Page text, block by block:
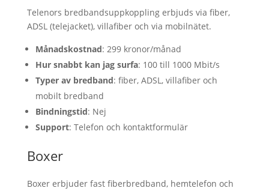
Telenors bredbandsuppkoppling erbjuds via fiber,
ADSL (telejacket), villafiber och via mobilnätet.
Månadskostnad: 299 kronor/månad
Hur snabbt kan jag surfa: 100 till 1000 Mbit/s
Typer av bredband: fiber, ADSL, villafiber och
mobilt bredband
Bindningstid: Nej
Support: Telefon och kontaktformulär
Boxer
Boxer erbjuder fast fiberbredband, hemtelefon och